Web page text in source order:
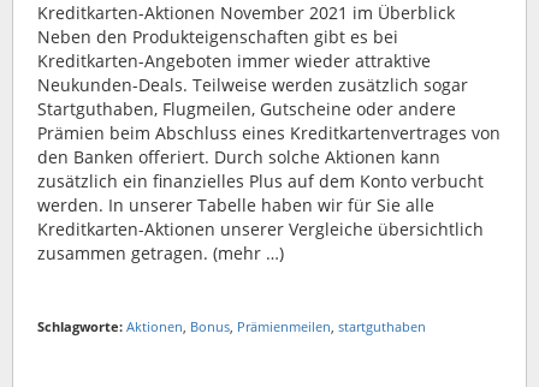
Kreditkarten-Aktionen November 2021 im Überblick
Neben den Produkteigenschaften gibt es bei
Kreditkarten-Angeboten immer wieder attraktive
Neukunden-Deals. Teilweise werden zusätzlich sogar
Startguthaben, Flugmeilen, Gutscheine oder andere
Prämien beim Abschluss eines Kreditkartenvertrages von
den Banken offeriert. Durch solche Aktionen kann
zusätzlich ein finanzielles Plus auf dem Konto verbucht
werden. In unserer Tabelle haben wir für Sie alle
Kreditkarten-Aktionen unserer Vergleiche übersichtlich
zusammen getragen. (mehr …)
Schlagworte: Aktionen, Bonus, Prämienmeilen, startguthaben